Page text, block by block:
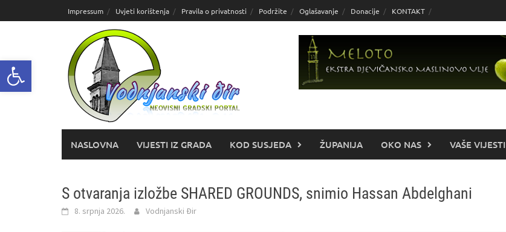
Open toolbar
do
Impressum Uvjeti korištenja Pravila o privatnosti Podržite Oglašavanje Donacije KONTAKT
NASLOVNA VIJESTI IZ GRADA KOD SUSJEDA ŽUPANIJA OKO NAS VAŠE VIJESTI
S otvaranja izložbe SHARED GROUNDS, snimio Hassan Abdelghani
8. srpnja 2026. Vodnjanski Đir